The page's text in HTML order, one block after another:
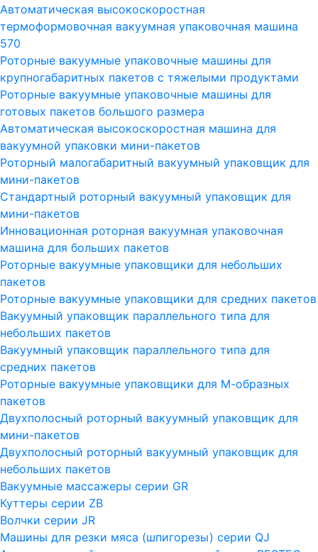
Автоматическая высокоскоростная
термоформовочная вакуумная упаковочная машина
570
Роторные вакуумные упаковочные машины для
крупногабаритных пакетов с тяжелыми продуктами
Роторные вакуумные упаковочные машины для
готовых пакетов большого размера
Автоматическая высокоскоростная машина для
вакуумной упаковки мини-пакетов
Роторный малогабаритный вакуумный упаковщик для
мини-пакетов
Стандартный роторный вакуумный упаковщик для
мини-пакетов
Инновационная роторная вакуумная упаковочная
машина для больших пакетов
Роторные вакуумные упаковщики для небольших
пакетов
Роторные вакуумные упаковщики для средних пакетов
Вакуумный упаковщик параллельного типа для
небольших пакетов
Вакуумный упаковщик параллельного типа для
средних пакетов
Роторные вакуумные упаковщики для М-образных
пакетов
Двухполосный роторный вакуумный упаковщик для
мини-пакетов
Двухполосный роторный вакуумный упаковщик для
небольших пакетов
Вакуумные массажеры серии GR
Куттеры серии ZB
Волчки серии JR
Машины для резки мяса (шпигорезы) серии QJ